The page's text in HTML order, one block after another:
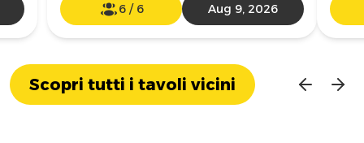
6/ 6 Aug 9, 2026
Scopri tutti i tavoli vicini